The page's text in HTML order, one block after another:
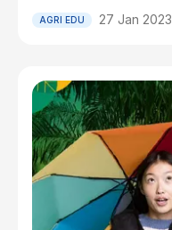
AGRI EDU 27 Jan 2023